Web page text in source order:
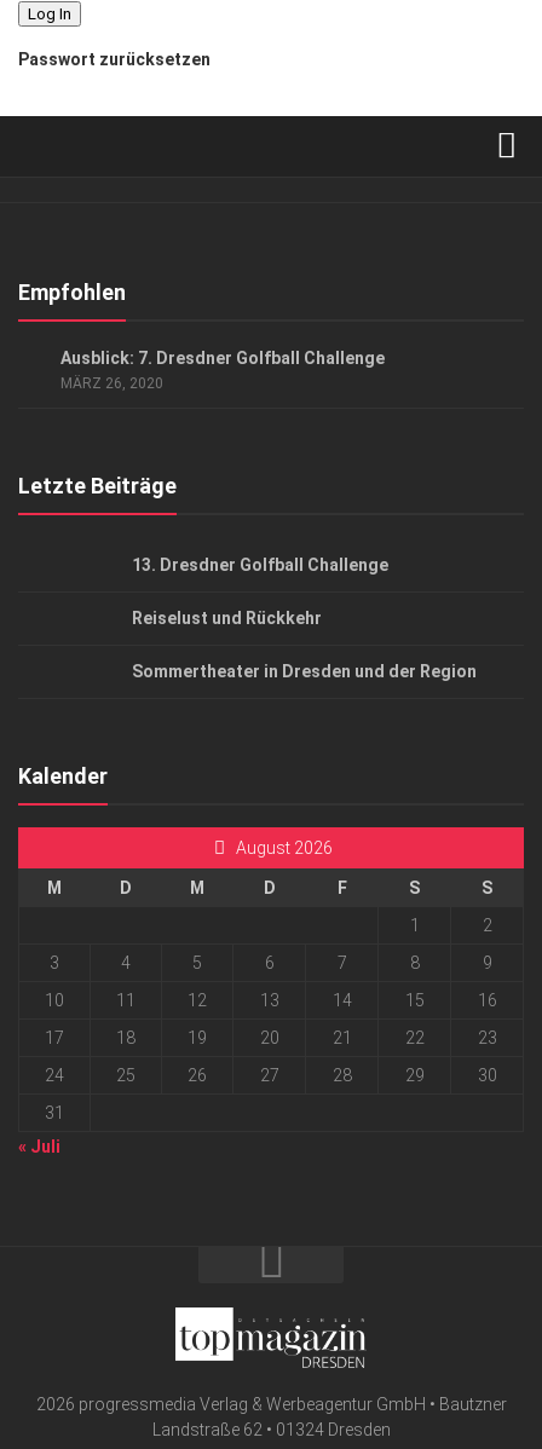
Passwort zurücksetzen
Kontakt, Impressum
Empfohlen
Ausblick: 7. Dresdner Golfball Challenge
MÄRZ 26, 2020
Letzte Beiträge
13. Dresdner Golfball Challenge
Reiselust und Rückkehr
Sommertheater in Dresden und der Region
Kalender
August 2026
M D M D F S
S
1
2
3
4 5 6 7 8
9
10
11 12 13 14 15
16
17
18 19 20 21 22
23
24
25 26 27 28 29
30
31
« Juli
2026 progressmedia Verlag & Werbeagentur GmbH • Bautzner
Landstraße 62 • 01324 Dresden